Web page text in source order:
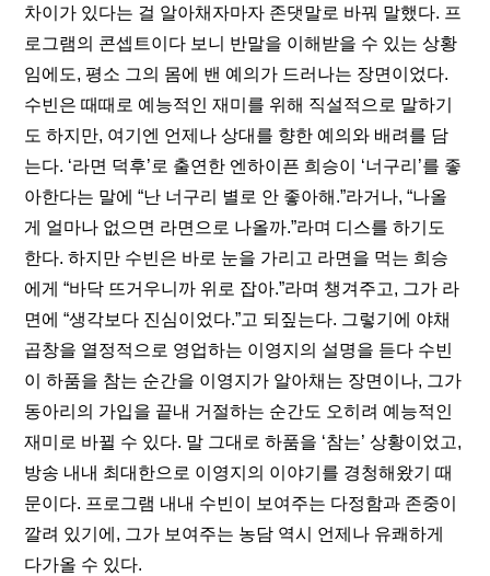
차이가 있다는 걸 알아채자마자 존댓말로 바꿔 말했다. 프
로그램의 콘셉트이다 보니 반말을 이해받을 수 있는 상황
임에도, 평소 그의 몸에 밴 예의가 드러나는 장면이었다.
수빈은 때때로 예능적인 재미를 위해 직설적으로 말하기
도 하지만, 여기엔 언제나 상대를 향한 예의와 배려를 담
는다. ‘라면 덕후’로 출연한 엔하이픈 희승이 ‘너구리’를 좋
아한다는 말에 “난 너구리 별로 안 좋아해.”라거나, “나올
게 얼마나 없으면 라면으로 나올까.”라며 디스를 하기도
한다. 하지만 수빈은 바로 눈을 가리고 라면을 먹는 희승
에게 “바닥 뜨거우니까 위로 잡아.”라며 챙겨주고, 그가 라
면에 “생각보다 진심이었다.”고 되짚는다. 그렇기에 야채
곱창을 열정적으로 영업하는 이영지의 설명을 듣다 수빈
이 하품을 참는 순간을 이영지가 알아채는 장면이나, 그가
동아리의 가입을 끝내 거절하는 순간도 오히려 예능적인
재미로 바뀔 수 있다. 말 그대로 하품을 ‘참는’ 상황이었고,
방송 내내 최대한으로 이영지의 이야기를 경청해왔기 때
문이다. 프로그램 내내 수빈이 보여주는 다정함과 존중이
깔려 있기에, 그가 보여주는 농담 역시 언제나 유쾌하게
다가올 수 있다.